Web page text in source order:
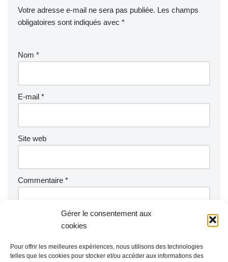
Gérer le consentement aux
cookies
Pour offrir les meilleures expériences, nous utilisons des technologies
telles que les cookies pour stocker et/ou accéder aux informations des
Votre adresse e-mail ne sera pas publiée. Les champs
obligatoires sont indiqués avec *
Nom *
E-mail *
Site web
Commentaire *